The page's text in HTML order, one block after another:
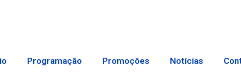
Programação Promoções Notícias